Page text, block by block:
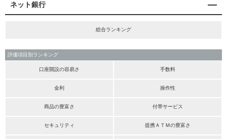
ネット銀行
総合ランキング
評価項目別ランキング
口座開設の容易さ 手数料
金利 操作性
商品の豊富さ 付帯サービス
セキュリティ 提携ＡＴＭの豊富さ